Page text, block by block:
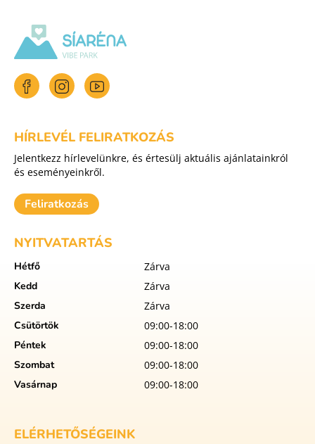
HÍRLEVÉL FELIRATKOZÁS
Jelentkezz hírlevelünkre, és értesülj aktuális ajánlatainkról
és eseményeinkről.
Feliratkozás
NYITVATARTÁS
Hétfő
Zárva
Kedd
Zárva
Szerda
Zárva
Csütörtök
09:00-18:00
Péntek
09:00-18:00
Szombat
09:00-18:00
Vasárnap
09:00-18:00
ELÉRHETŐSÉGEINK